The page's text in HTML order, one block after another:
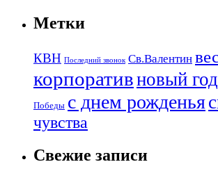
Метки
КВН Последний звонок Св.Валентин
корпоративновый год
Победы с днем рожденья
чувства
Свежие записи